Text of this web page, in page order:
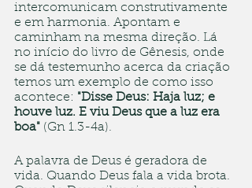
intercomunicam construtivamente
e em harmonia. Apontam e
caminham na mesma direção. Lá
no início do livro de Gênesis, onde
se dá testemunho acerca da criação
temos um exemplo de como isso
acontece: "Disse Deus: Haja luz; e
houve luz. E viu Deus que a luz era
boa" (Gn 1.3-4a).
A palavra de Deus é geradora de
vida. Quando Deus fala a vida brota.